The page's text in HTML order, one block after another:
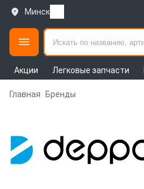
Минск
Акции Легковые запчасти
Главная Бренды